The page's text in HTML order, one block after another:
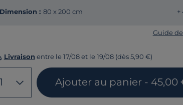
Dimension : 80 x 200 cm +
Guide
Livraison entre le 17/08 et le 19/08 (dès 5,90 €)
1 Ajouter au panier - 45,00